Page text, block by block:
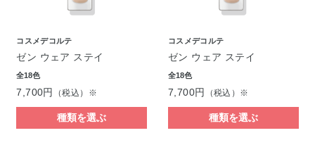
コスメデコルテ
ゼン ウェア ステイ
全18色
7,700円 （税込）※
種類を選ぶ
コスメデコルテ
ゼン ウェア ステイ
全18色
7,700円 （税込）※
種類を選ぶ